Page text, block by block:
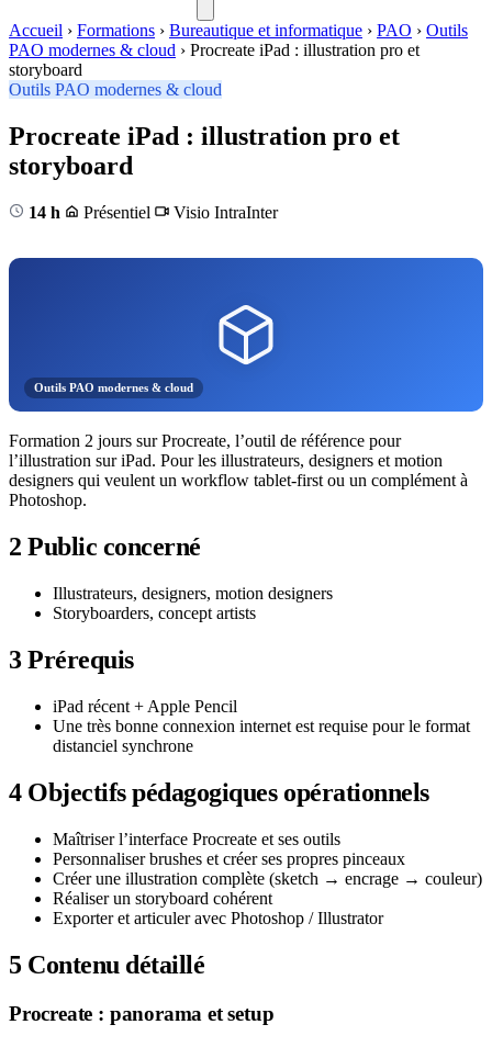
Accueil › Formations › Bureautique et informatique › PAO › Outils
PAO modernes & cloud › Procreate iPad : illustration pro et
storyboard
Outils PAO modernes & cloud
Procreate iPad : illustration pro et
storyboard
14 h Présentiel Visio IntraInter
Outils PAO modernes & cloud
Formation 2 jours sur Procreate, l’outil de référence pour
l’illustration sur iPad. Pour les illustrateurs, designers et motion
designers qui veulent un workflow tablet-first ou un complément à
Photoshop.
2 Public concerné
Illustrateurs, designers, motion designers
Storyboarders, concept artists
3Prérequis
iPad récent + Apple Pencil
Une très bonne connexion internet est requise pour le format
distanciel synchrone
4Objectifs pédagogiques opérationnels
Maîtriser l’interface Procreate et ses outils
Personnaliser brushes et créer ses propres pinceaux
Créer une illustration complète (sketch → encrage → couleur)
Réaliser un storyboard cohérent
Exporter et articuler avec Photoshop / Illustrator
5Contenu détaillé
Procreate : panorama et setup